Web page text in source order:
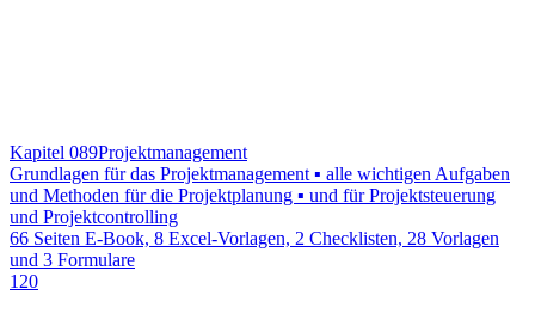
Kapitel 089Projektmanagement
Grundlagen für das Projektmanagement ▪ alle wichtigen Aufgaben
und Methoden für die Projektplanung ▪ und für Projektsteuerung
und Projektcontrolling
66 Seiten E-Book, 8 Excel-Vorlagen, 2 Checklisten, 28 Vorlagen
und 3 Formulare
120